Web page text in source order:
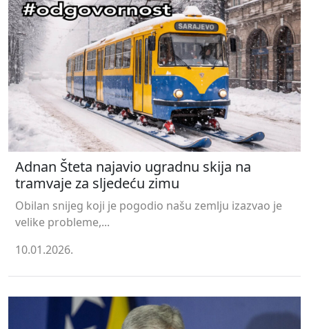
Adnan Šteta najavio ugradnu skija na
tramvaje za sljedeću zimu
Obilan snijeg koji je pogodio našu zemlju izazvao je
velike probleme,...
10.01.2026.